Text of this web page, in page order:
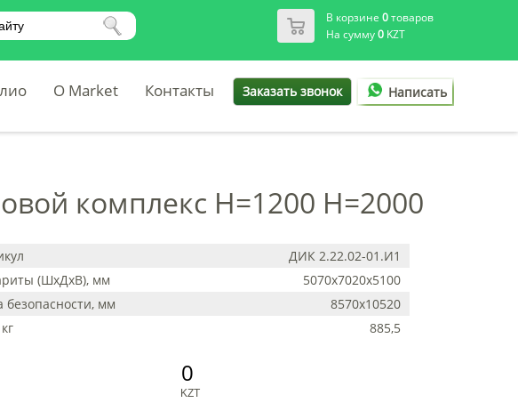
В корзине 0товаров
На сумму0KZT
O Market Контакты Заказать звонок Написать
комплекс H=1200 H=2000
ДИК 2.22.02-01.И1
(ШхДхВ), мм
5070x7020x5100
безопасности, мм
8570х10520
885,5
0
KZT